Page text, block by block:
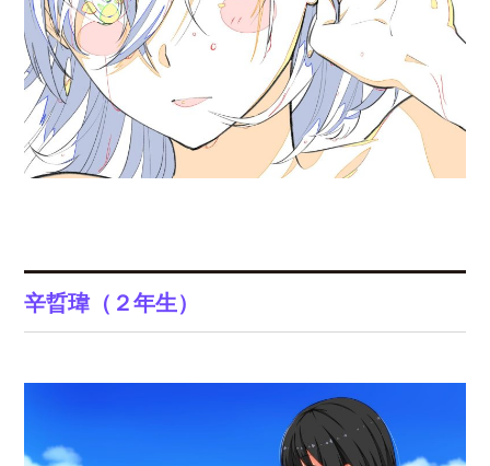
辛晢瑋（２年生）